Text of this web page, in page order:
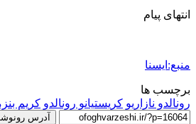
انتهای پیام
منبع:ایسنا
برچسب ها
رونالدو نازاریو کریستیانو رونالدو کریم
آدرس